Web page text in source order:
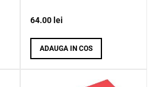
64.00 lei
ADAUGA IN COS